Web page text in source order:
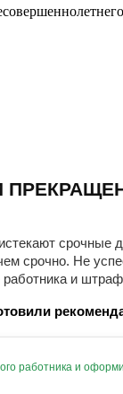
срочно. Не
работника и
работника и